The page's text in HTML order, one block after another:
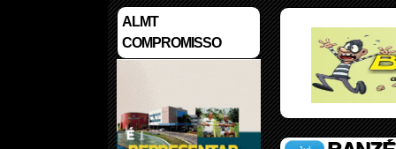
ALMT
COMPROMISSO